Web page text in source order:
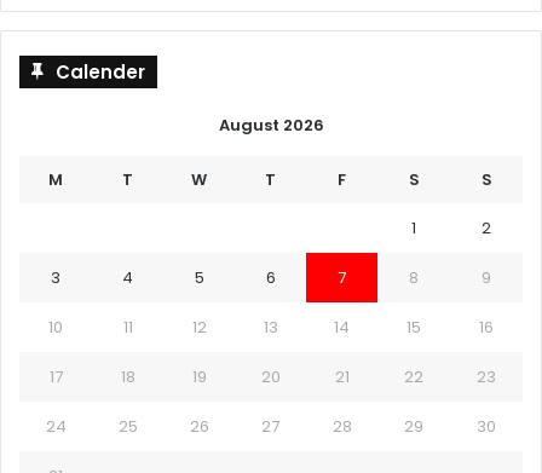
Calender
August 2026
M T W T F S S
1 2
3 4 5 6 7 8 9
10 11 12 13 14 15 16
17 18 19 20 21 22 23
24 25 26 27 28 29 30